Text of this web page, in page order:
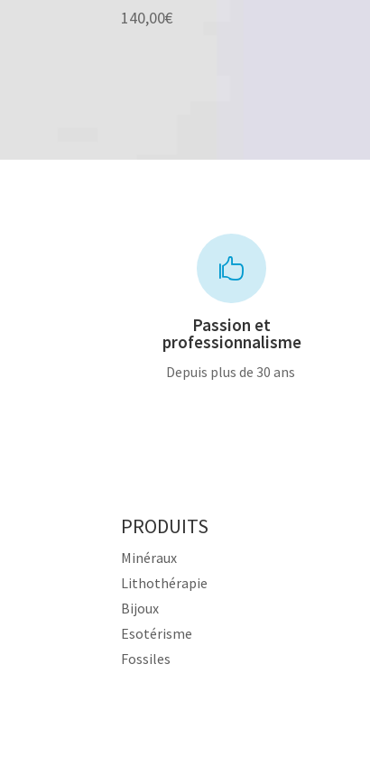
140,00€

Passion et
professionnalisme
Depuis plus de 30 ans
PRODUITS
Minéraux
Lithothérapie
Bijoux
Esotérisme
Fossiles